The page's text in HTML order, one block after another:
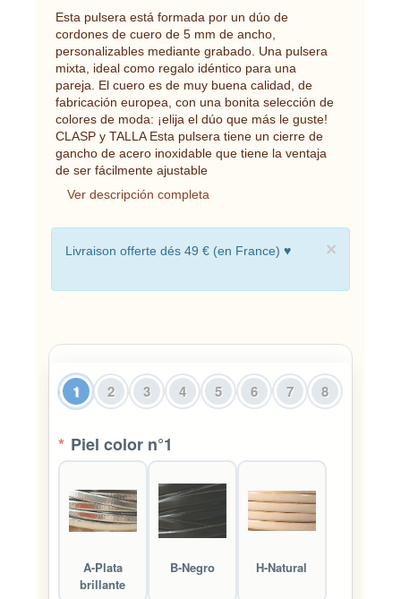
Esta pulsera está formada por un dúo de
cordones de cuero de 5 mm de ancho,
personalizables mediante grabado. Una pulsera
mixta, ideal como regalo idéntico para una
pareja. El cuero es de muy buena calidad, de
fabricación europea, con una bonita selección de
colores de moda: ¡elija el dúo que más le guste!
CLASP y TALLA Esta pulsera tiene un cierre de
gancho de acero inoxidable que tiene la ventaja
de ser fácilmente ajustable
Ver descripción completa
×
Livraison offerte dés 49 € (en France) ♥
1 2 3 4 5 6 7 8
* Piel color n°1
A-Plata
brillante
B-Negro H-Natural